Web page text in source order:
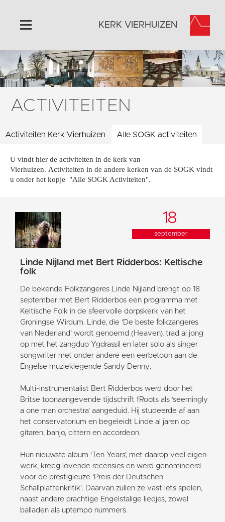
Home
Algemeen
Historie
Activiteiten
Contact
Vaktaal
KERK VIERHUIZEN
ACTIVITEITEN
Activiteiten Kerk Vierhuizen Alle SOGK activiteiten
U vindt hier de activiteiten in de kerk van
Vierhuizen. Activiteiten in de andere kerken van de SOGK vindt
u onder het kopje "Alle SOGK Activiteiten".
18
september
Linde Nijland met Bert Ridderbos: Keltische
folk
De bekende Folkzangeres Linde Nijland brengt op 18
september met Bert Ridderbos een programma met
Keltische Folk in de sfeervolle dorpskerk van het
Groningse Wirdum. Linde, die 'De beste folkzangeres
van Nederland’ wordt genoemd (Heaven), trad al jong
op met het zangduo Ygdrassil en later solo als singer
songwriter met onder andere een eerbetoon aan de
Engelse muzieklegende Sandy Denny.
Multi-instrumentalist Bert Ridderbos werd door het
Britse toonaangevende tijdschrift fRoots als ‘seemingly
a one man orchestra’ aangeduid. Hij studeerde af aan
het conservatorium en begeleidt Linde al jaren op
gitaren, banjo, cittern en accordeon.
Hun nieuwste album ‘Ten Years’, met daarop veel eigen
werk, kreeg lovende recensies en werd genomineerd
voor de prestigieuze ‘Preis der Deutschen
Schallplattenkritik’. Daarvan zullen ze vast iets spelen,
naast andere prachtige Engelstalige liedjes, zowel
balladen als uptempo nummers.